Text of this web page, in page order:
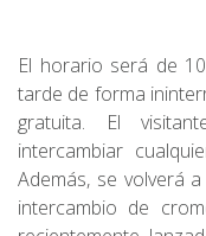
El horario será de
tarde de forma
gratuita. El
intercambiar
Además, se volverá
intercambio de